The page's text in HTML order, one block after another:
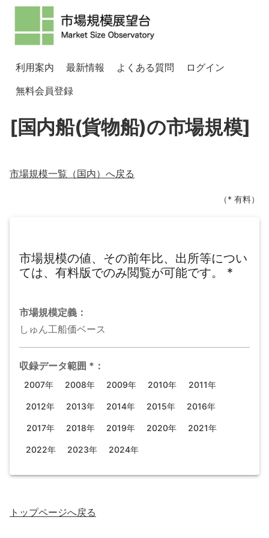
利用案内 最新情報 よくある質問
ログイン
無料会員登録
[国内船(貨物船)の市場規模]
市場規模一覧（国内）へ戻る
（* 有料）
市場規模の値、その前年比、出所等につい
ては、有料版でのみ閲覧が可能です。
*
市場規模定義：
しゅん工船価ベース
収録データ範囲 * ：
2007年 2008年 2009年 2010年 2011年
2012年 2013年 2014年 2015年 2016年
2017年 2018年 2019年 2020年 2021年
2022年 2023年 2024年
トップページへ戻る